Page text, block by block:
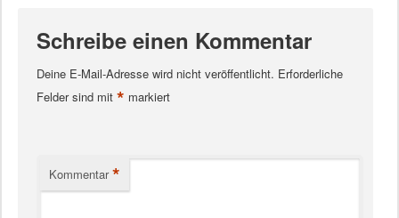
Schreibe einen Kommentar
Deine E-Mail-Adresse wird nicht veröffentlicht. Erforderliche
Felder sind mit * markiert
Kommentar *